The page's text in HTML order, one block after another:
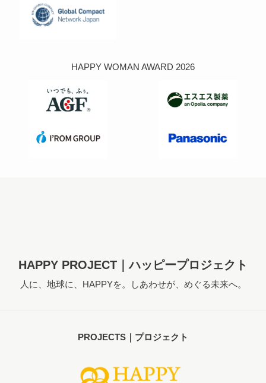
HAPPY WOMAN AWARD 2026
HAPPY PROJECT｜ハッピープロジェクト
人に、地球に、HAPPYを。しあわせが、めぐる未来へ。
PROJECTS｜プロジェクト